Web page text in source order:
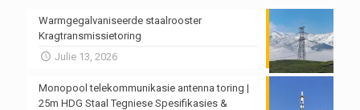
Warmgegalvaniseerde staalrooster
Kragtransmissietoring
Julie 13, 2026
Monopool telekommunikasie antenna toring |
25m HDG Staal Tegniese Spesifikasies &